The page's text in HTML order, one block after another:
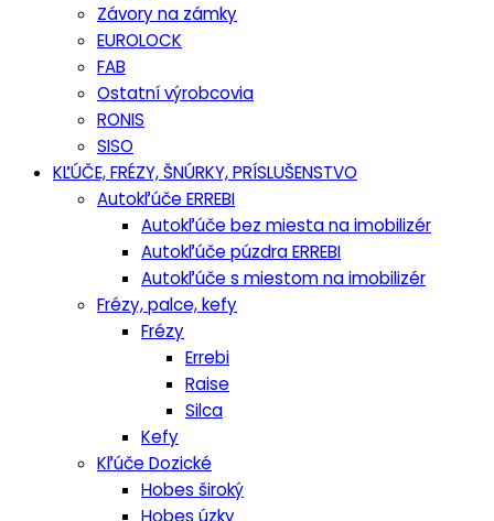
Závory na zámky
EUROLOCK
FAB
Ostatní výrobcovia
RONIS
SISO
KĽÚČE, FRÉZY, ŠNÚRKY, PRÍSLUŠENSTVO
Autokľúče ERREBI
Autokľúče bez miesta na imobilizér
Autokľúče púzdra ERREBI
Autokľúče s miestom na imobilizér
Frézy, palce, kefy
Frézy
Errebi
Raise
Silca
Kefy
Kľúče Dozické
Hobes široký
Hobes úzky